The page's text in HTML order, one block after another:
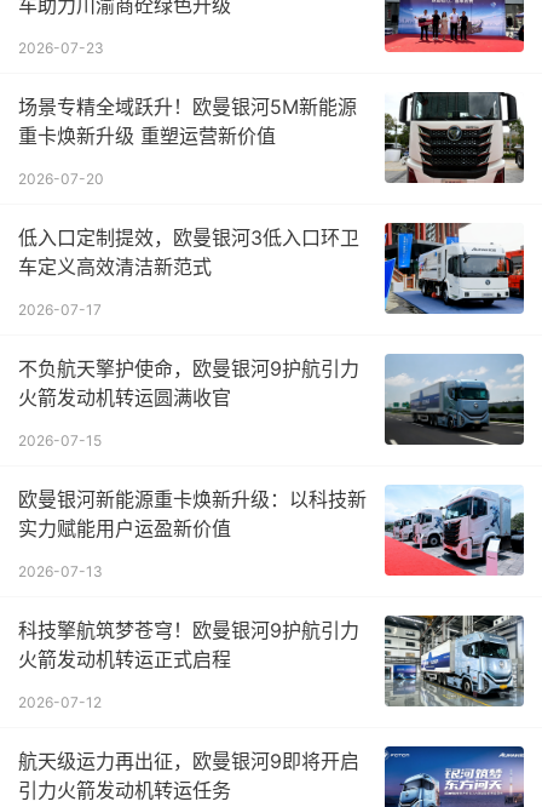
车助力川渝商砼绿色升级
2026-07-23
场景专精全域跃升！欧曼银河5M新能源
重卡焕新升级 重塑运营新价值
2026-07-20
低入口定制提效，欧曼银河3低入口环卫
车定义高效清洁新范式
2026-07-17
不负航天擎护使命，欧曼银河9护航引力
火箭发动机转运圆满收官
2026-07-15
欧曼银河新能源重卡焕新升级：以科技新
实力赋能用户运盈新价值
2026-07-13
科技擎航筑梦苍穹！欧曼银河9护航引力
火箭发动机转运正式启程
2026-07-12
航天级运力再出征，欧曼银河9即将开启
引力火箭发动机转运任务